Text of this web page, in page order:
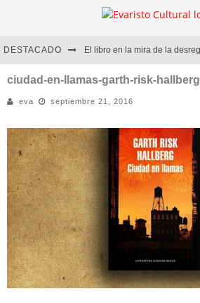
DESTACADO
Marcelo Rubio | El llovedor
Diego Meret | Hotel Acapulco
Alejandra Correa | La nieve
ciudad-en-llamas-garth-risk-hallberg
eva septiembre 21, 2016